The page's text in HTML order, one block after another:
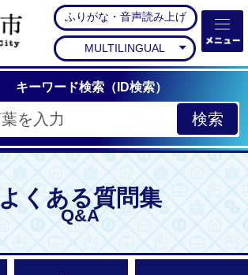
石岡市公式ホームペー
ふりがな・音声読み上げ
MULTILINGUAL
キーワード検索（ID検索）
よくある質問集
Q&A